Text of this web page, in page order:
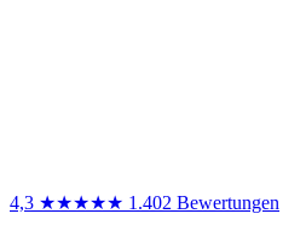
4,3 ★★★★★ 1.402 Bewertungen